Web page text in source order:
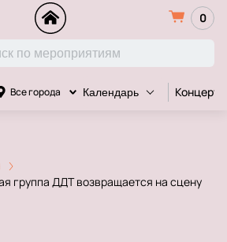
0
Все города Календарь Концерт
группа ДДТ возвращается на сцену